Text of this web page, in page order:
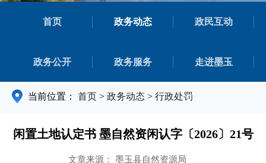
首页 政务动态 政民互动
政务公开 政务服务 走进墨玉
当前位置： 首页 > 政务动态 > 行政处罚
闲置土地认定书 墨自然资闲认字〔2026〕21号
文章来源： 墨玉县自然资源局